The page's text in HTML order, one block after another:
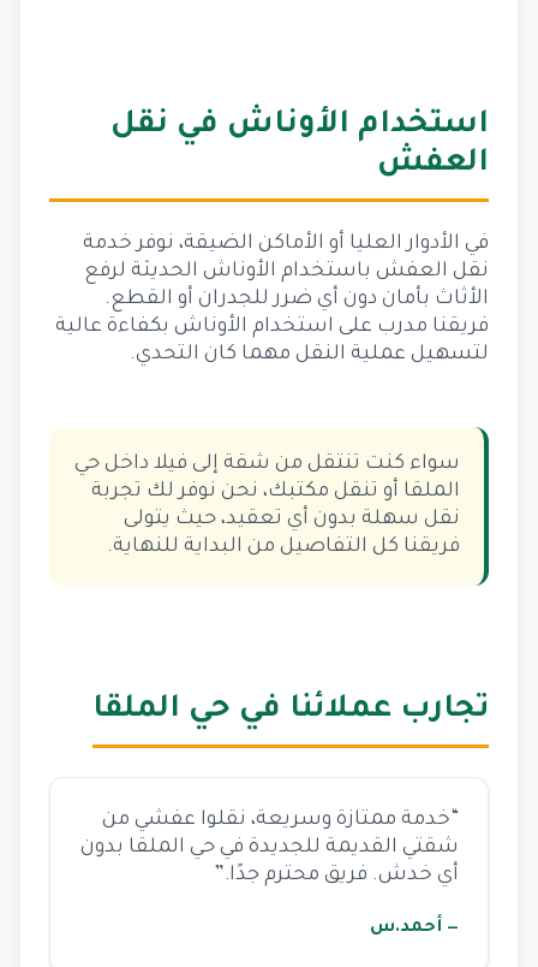
استخدام الأوناش في نقل
العفش
في الأدوار العليا أو الأماكن الضيقة، نوفر خدمة
نقل العفش باستخدام الأوناش الحديثة لرفع
الأثاث بأمان دون أي ضرر للجدران أو القطع.
فريقنا مدرب على استخدام الأوناش بكفاءة عالية
لتسهيل عملية النقل مهما كان التحدي.
سواء كنت تنتقل من شقة إلى فيلا داخل حي
الملقا أو تنقل مكتبك، نحن نوفر لك تجربة
نقل سهلة بدون أي تعقيد، حيث يتولى
فريقنا كل التفاصيل من البداية للنهاية.
تجارب عملائنا في حي الملقا
“خدمة ممتازة وسريعة، نقلوا عفشي من
شقتي القديمة للجديدة في حي الملقا بدون
أي خدش. فريق محترم جدًا.”
— أحمد.س